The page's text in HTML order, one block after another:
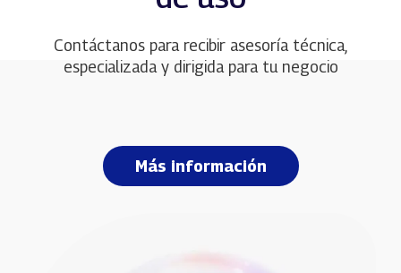
Contáctanos para recibir asesoría técnica,
especializada y dirigida para tu negocio
Más información